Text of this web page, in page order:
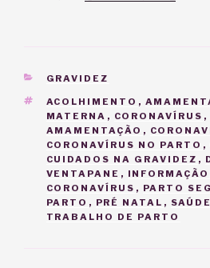
CATEGORIAS
GRAVIDEZ
TAGS
ACOLHIMENTO ,
MATERNA , CORONAVÍRUS ,
AMAMENTAÇÃO ,
CORONAVÍRUS NO PARTO ,
CUIDADOS NA GRAVIDEZ ,
VENTAPANE , INFORMAÇÃO
CORONAVÍRUS , PARTO
PARTO , PRÉ NATAL , SAÚDE
TRABALHO DE PARTO